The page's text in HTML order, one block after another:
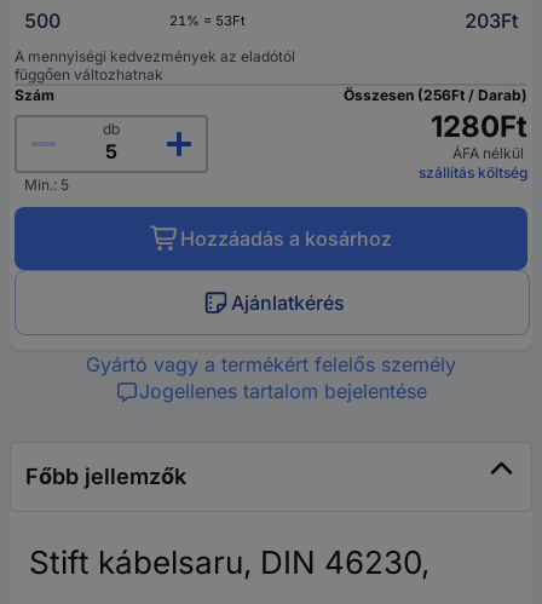
500
21% = 53Ft 203Ft
A mennyiségi kedvezmények az eladótól
függően változhatnak
Szám
db
Min.: 5
Összesen (256Ft / Darab)
1280Ft
ÁFA nélkül
szállítás költség
Hozzáadás a kosárhoz
Ajánlatkérés
Gyártó vagy a termékért felelős személy
Jogellenes tartalom bejelentése
Főbb jellemzők
Stift kábelsaru, DIN 46230,